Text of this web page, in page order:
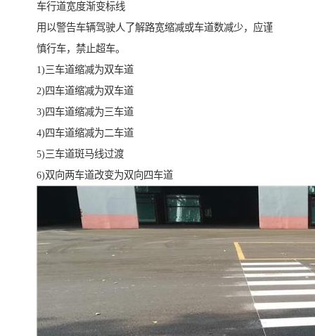
车行道宽度渐变标线
用以警告车辆驾驶人了解路宽缩减或车道数减少，应谨
慎行车，禁止超车。
1)三车道缩减为双车道
2)四车道缩减为双车道
3)四车道缩减为三车道
4)四车道缩减为二车道
5)三车道斑马线过渡
6)双向两车道改变为双向四车道